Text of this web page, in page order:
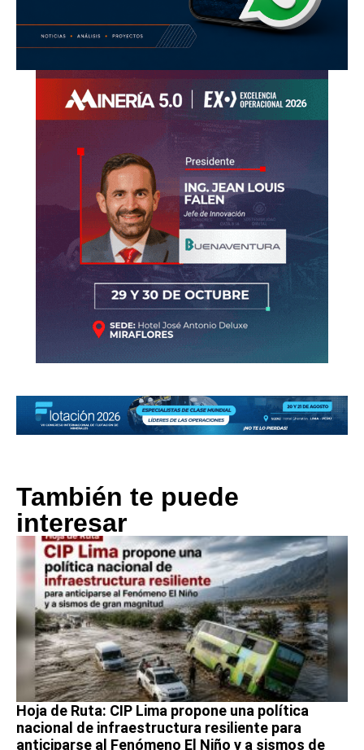
También te puede
interesar
Hoja de Ruta: CIP Lima propone una política
nacional de infraestructura resiliente para
anticiparse al Fenómeno El Niño y a sismos de